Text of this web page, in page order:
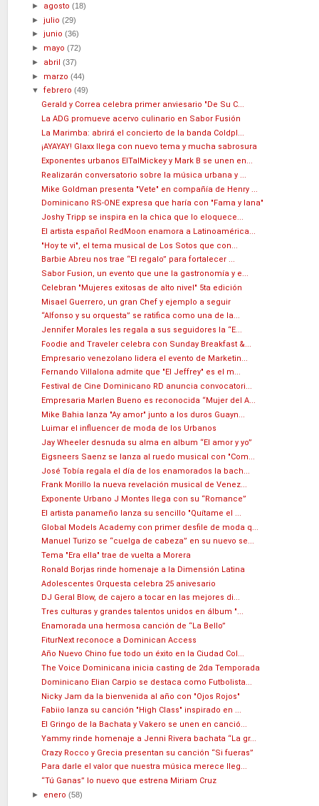
► agosto(18)
►julio(29)
►junio(36)
► mayo(72)
► abril(37)
► marzo(44)
▼febrero(49)
Gerald y Correa celebra primer anviesario "De Su C...
La ADG promueve acervo culinario en Sabor Fusión
La Marimba: abrirá el concierto de la banda Coldpl...
¡AYAYAY! Glaxx llega con nuevo tema y mucha sabrosura
Exponentes urbanos ElTalMickey y Mark B se unen en...
Realizarán conversatorio sobre la música urbana y ...
Mike Goldman presenta "Vete" en compañía de Henry ...
Dominicano RS-ONE expresa que haría con "Fama y lana"
Joshy Tripp se inspira en la chica que lo eloquece...
El artista español RedMoon enamora a Latinoamérica...
"Hoy te vi", el tema musical de Los Sotos que con...
Barbie Abreu nos trae “El regalo” para fortalecer ...
Sabor Fusion, un evento que une la gastronomía y e...
Celebran "Mujeres exitosas de alto nivel" 5ta edición
Misael Guerrero, un gran Chef y ejemplo a seguir
“Alfonso y su orquesta” se ratifica como una de la...
Jennifer Morales les regala a sus seguidores la “E...
Foodie and Traveler celebra con Sunday Breakfast &...
Empresario venezolano lidera el evento de Marketin...
Fernando Villalona admite que "El Jeffrey" es el m...
Festival de Cine Dominicano RD anuncia convocatori...
Empresaria Marlen Bueno es reconocida “Mujer del A...
Mike Bahia lanza "Ay amor" junto a los duros Guayn...
Luimar el influencer de moda de los Urbanos
Jay Wheeler desnuda su alma en album “El amor y yo”
Eigsneers Saenz se lanza al ruedo musical con "Com...
José Tobía regala el día de los enamorados la bach...
Frank Morillo la nueva revelación musical de Venez...
Exponente Urbano J Montes llega con su “Romance”
El artista panameño lanza su sencillo "Quítame el ...
Global Models Academy con primer desfile de moda q...
Manuel Turizo se “cuelga de cabeza” en su nuevo se...
Tema "Era ella" trae de vuelta a Morera
Ronald Borjas rinde homenaje a la Dimensión Latina
Adolescentes Orquesta celebra 25 anivesario
DJ Geral Blow, de cajero a tocar en las mejores di...
Tres culturas y grandes talentos unidos en álbum "...
Enamorada una hermosa canción de “La Bello”
FiturNext reconoce a Dominican Access
Año Nuevo Chino fue todo un éxito en la Ciudad Col...
The Voice Dominicana inicia casting de 2da Temporada
Dominicano Elian Carpio se destaca como Futbolista...
Nicky Jam da la bienvenida al año con "Ojos Rojos"
Fabiio lanza su canción "High Class" inspirado en ...
El Gringo de la Bachata y Vakero se unen en canció...
Yammy rinde homenaje a Jenni Rivera bachata “La gr...
Crazy Rocco y Grecia presentan su canción “Si fueras”
Para darle el valor que nuestra música merece lleg...
“Tú Ganas” lo nuevo que estrena Miriam Cruz
► enero(58)